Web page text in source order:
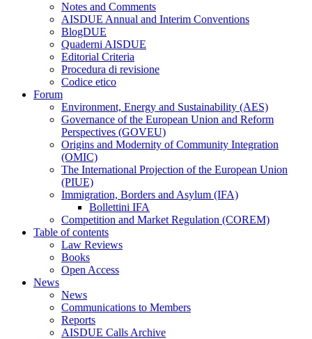
Notes and Comments
AISDUE Annual and Interim Conventions
BlogDUE
Quaderni AISDUE
Editorial Criteria
Procedura di revisione
Codice etico
Forum
Environment, Energy and Sustainability (AES)
Governance of the European Union and Reform
Perspectives (GOVEU)
Origins and Modernity of Community Integration
(OMIC)
The International Projection of the European Union
(PIUE)
Immigration, Borders and Asylum (IFA)
Bollettini IFA
Competition and Market Regulation (COREM)
Table of contents
Law Reviews
Books
Open Access
News
News
Communications to Members
Reports
AISDUE Calls Archive